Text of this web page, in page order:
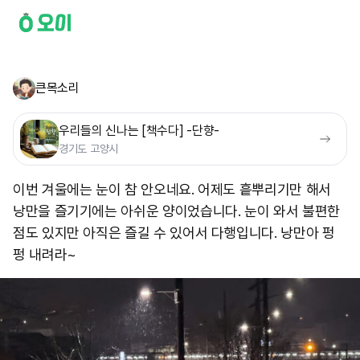
큰목소리
우리들의 신나는 [책수다] -단향-
경기도 고양시
이번 겨울에는 눈이 참 안오네요. 어제도 흩뿌리기만 해서
낭만을 즐기기에는 아쉬운 양이었습니다. 눈이 와서 불편한
점도 있지만 아직은 즐길 수 있어서 다행입니다. 낭만아 펑
펑 내려라~